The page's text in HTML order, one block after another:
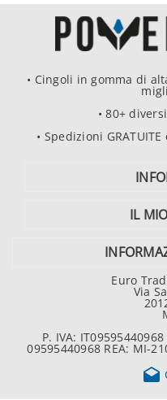
• Cingoli in gomma di
• 80+
• Spedizioni
IL
Euro
Via
P. IVA:
09595440968 REA: MI-
